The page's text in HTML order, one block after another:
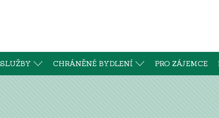
CHRÁNĚNÉ BYDLENÍ PRO ZÁJEMCE